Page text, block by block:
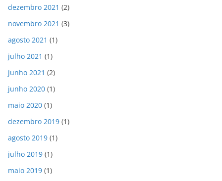
dezembro 2021 (2)
novembro 2021 (3)
agosto 2021 (1)
julho 2021 (1)
junho 2021 (2)
junho 2020 (1)
maio 2020 (1)
dezembro 2019 (1)
agosto 2019 (1)
julho 2019 (1)
maio 2019 (1)